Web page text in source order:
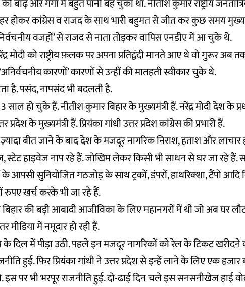
बाढ़ और गंगा में बहुत पानी बह चुका था. नीतीश कुमार राष्ट्रीय
होकर कांग्रेस व राजद के साथ भारी बहुमत से जीत कर कुछ समय
वजहों’ से राजद से नाता तोड़कर वापिस एनडीए में आ चुके थे.
मोदी को राष्ट्रीय फ़लक पर अपना प्रतिद्वंदी मानते आए थे वो गुरूर
कारणों’ कारणों से उन्हीं की मातहती स्वीकार चुके थे.
है. पसंद, नापसंद भी बदलती है.
साल हो चुके हैं. नीतीश कुमार बिहार के मुख्यमंत्री हैं. नरेंद्र मोदी देश के
प्रदेश के मुख्यमंत्री हैं. प्रियंका गांधी उत्तर प्रदेश कांग्रेस की प्रभारी हैं.
बीत जाने के बाद देश के मजदूर नागरिक निराश, हताश और
हाइवेज नाप रहे हैं. जोखिम लेकर किसी भी साधन से घर जा रहे हैं.
आपसी सुनियोजित गठजोड़ के साथ ट्रकों, डंपरों, हाथरिक्शा, टैंपो
रुपए खर्च करके भी जा रहे हैं.
बिहार की बड़ी आबादी आजीविका के लिए महानगरों में थी जो अब घर
मीडिया में नमूदार हो रही हैं.
के दिल में पीड़ा उठी. पहले इन मजदूर नागरिकों को रेल के टिकट
हुई. फिर प्रियंका गांधी ने उत्तर प्रदेश से इन्हें लाने के लिए एक
पर भी भरपूर राजनीति हुई. दो-ढाई दिन चले इस सनसनीखेज हाई